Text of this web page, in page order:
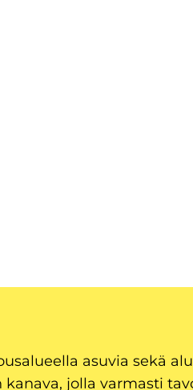
asuvia sekä
kanava, jolla varmasti